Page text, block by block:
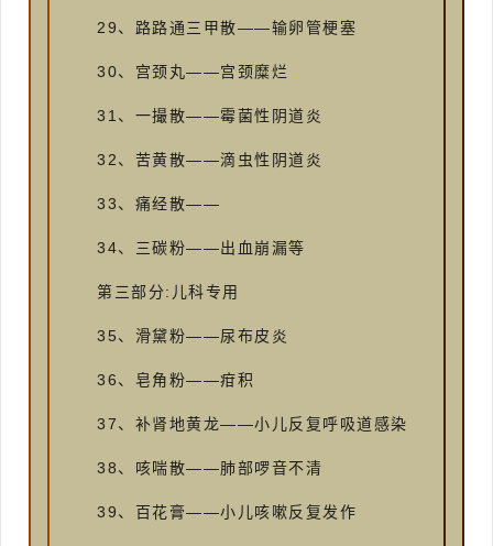
29、路路通三甲散——输卵管梗塞
30、宫颈丸——宫颈糜烂
31、一撮散——霉菌性阴道炎
32、苦黄散——滴虫性阴道炎
33、痛经散——
34、三碳粉——出血崩漏等
第三部分:儿科专用
35、滑黛粉——尿布皮炎
36、皂角粉——疳积
37、补肾地黄龙——小儿反复呼吸道感染
38、咳喘散——肺部啰音不清
39、百花膏——小儿咳嗽反复发作